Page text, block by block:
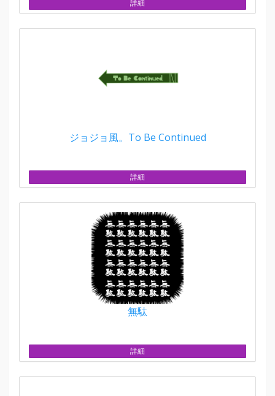
詳細
ジョジョ風。To Be Continued
詳細
無駄
詳細